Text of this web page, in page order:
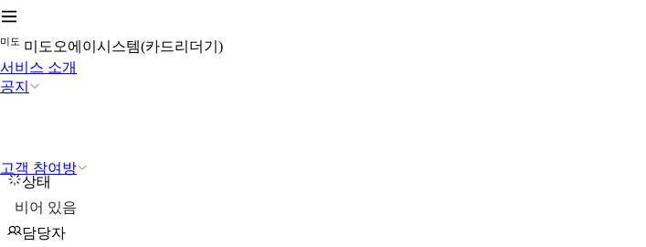
미 도 미도오에이시스템(카드리더기)
서비스 소개
공지
고객 참여방
상태
비어 있음
담당자